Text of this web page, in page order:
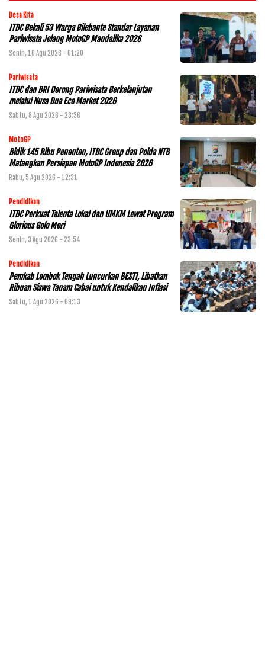
Desa Kita
ITDC Bekali 53 Warga Bilebante Standar Layanan
Pariwisata Jelang MotoGP Mandalika 2026
Senin, 10 Agu 2026 - 01:20
Pariwisata
ITDC dan BRI Dorong Pariwisata Berkelanjutan
melalui Nusa Dua Eco Market 2026
Sabtu, 8 Agu 2026 - 23:36
MotoGP
Bidik 145 Ribu Penonton, ITDC Group dan Polda NTB
Matangkan Persiapan MotoGP Indonesia 2026
Rabu, 5 Agu 2026 - 12:31
Pendidikan
ITDC Perkuat Talenta Lokal dan UMKM Lewat Program
Glorious Golo Mori
Senin, 3 Agu 2026 - 23:54
Pendidikan
Pemkab Lombok Tengah Luncurkan BESTI, Libatkan
Ribuan Siswa Tanam Cabai untuk Kendalikan Inflasi
Sabtu, 1 Agu 2026 - 09:13